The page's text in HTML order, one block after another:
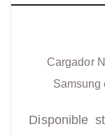
Cargador
Samsung
Disponible